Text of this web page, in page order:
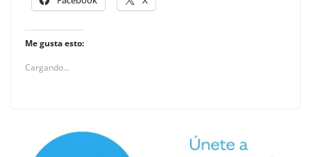
Me gusta esto:
Cargando...